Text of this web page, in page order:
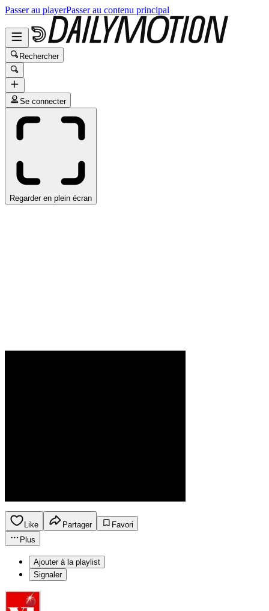
Passer au playerPasser au contenu principal
Rechercher
Se connecter
Regarder en plein écran
Like Partager
Favori
Plus
Ajouter à la playlist
Signaler